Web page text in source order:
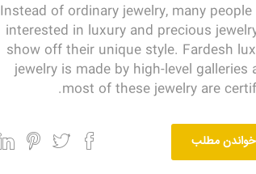
Instead of ordinary jewelry, many people
interested in luxury and precious
show off their unique style. Fardesh
jewelry is made by high-level galleries
most of these jewelry are
خواندن مطلب